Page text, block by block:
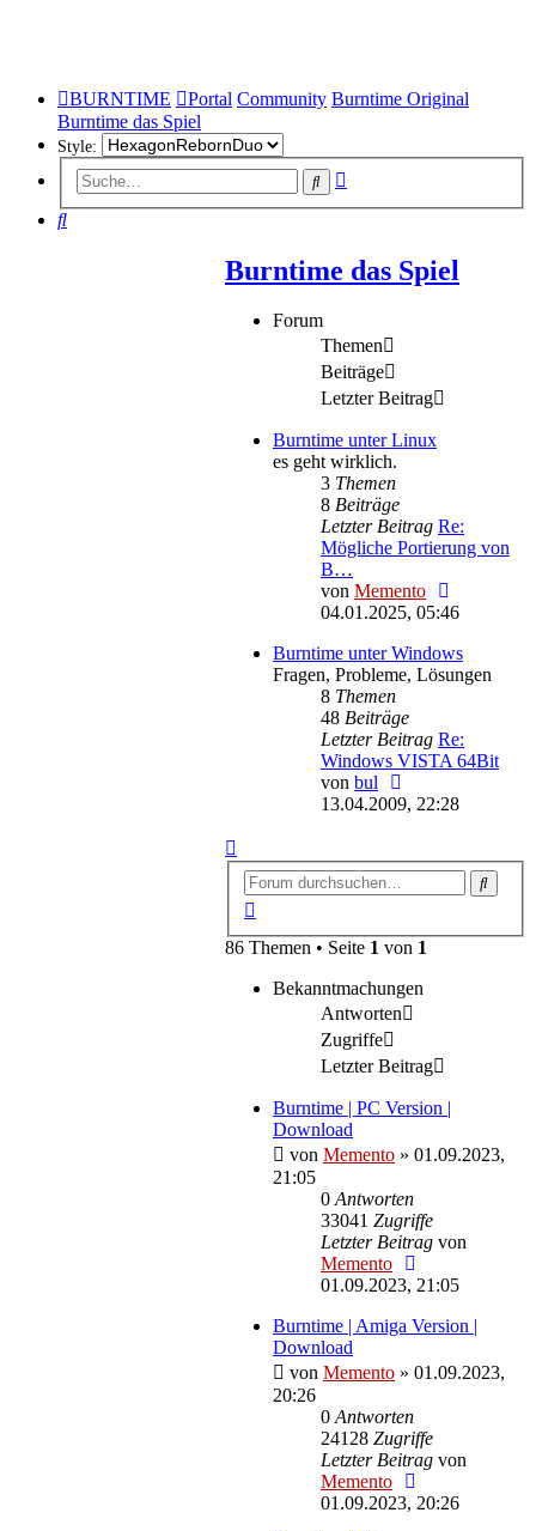
BURNTIME Portal Community Burntime Original
Burntime das Spiel
Style:
Suche
Suche
Burntime das Spiel
Forum
Themen
Beiträge
Letzter Beitrag
Burntime unter Linux
es geht wirklich.
3 Themen
8 Beiträge
Letzter Beitrag Re:
Mögliche Portierung von
B…
von Memento
Beitrag
04.01.2025, 05:46
Burntime unter Windows
Fragen, Probleme, Lösungen
8 Themen
48 Beiträge
Letzter Beitrag Re:
Windows VISTA 64Bit
von bul
Beitrag
13.04.2009, 22:28
Suche
86 Themen • Seite 1 von 1
Bekanntmachungen
Antworten
Zugriffe
Letzter Beitrag
Burntime | PC Version |
Download
von Memento » 01.09.2023,
21:05
0 Antworten
33041 Zugriffe
Letzter Beitrag von
Memento
01.09.2023, 21:05
Burntime | Amiga Version |
Download
von Memento » 01.09.2023,
20:26
0 Antworten
24128 Zugriffe
Letzter Beitrag von
Memento
01.09.2023, 20:26